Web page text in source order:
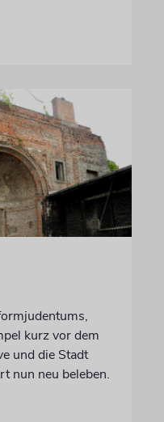
kurz vor dem
und die Stadt
nun neu beleben.